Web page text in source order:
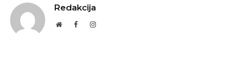
Redakcija
WebsiteFacebookInstagram